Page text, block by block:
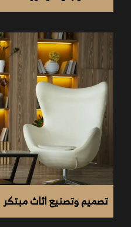
كل خطوة.
الاتصال الهاتفي او الواتساب:
زيارة مقر الشركة في
مراسلة الصفحة الرسمية
Tiktok
تصميم وتصنيع اثاث مبتكر